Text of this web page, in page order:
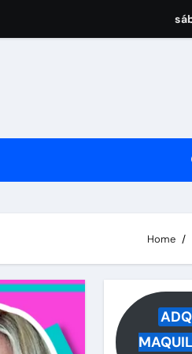
reaparece tras rumores
actual marido reacciona a la
Home